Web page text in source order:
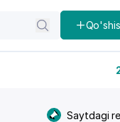
Saytdagi